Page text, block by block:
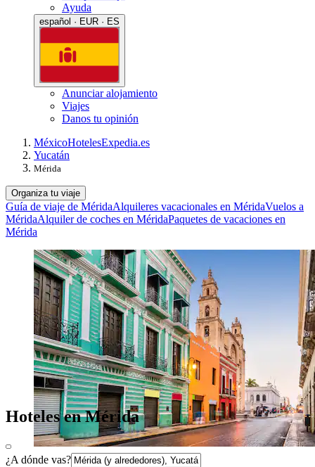
Ayuda
español · EUR · ES
Anunciar alojamiento
Viajes
Danos tu opinión
MéxicoHotelesExpedia.es
Yucatán
Mérida
Organiza tu viaje
Guía de viaje de MéridaAlquileres vacacionales en MéridaVuelos a
MéridaAlquiler de coches en MéridaPaquetes de vacaciones en
Mérida
Hoteles en Mérida
¿A dónde vas?